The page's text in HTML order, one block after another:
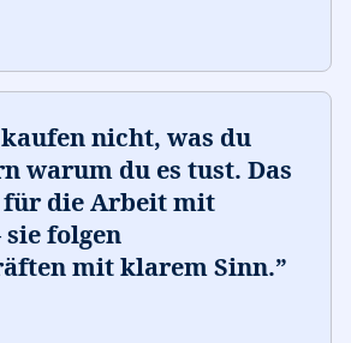
nicht, was du
warum du es tust. Das
für die Arbeit mit
sie folgen
mit klarem Sinn.”